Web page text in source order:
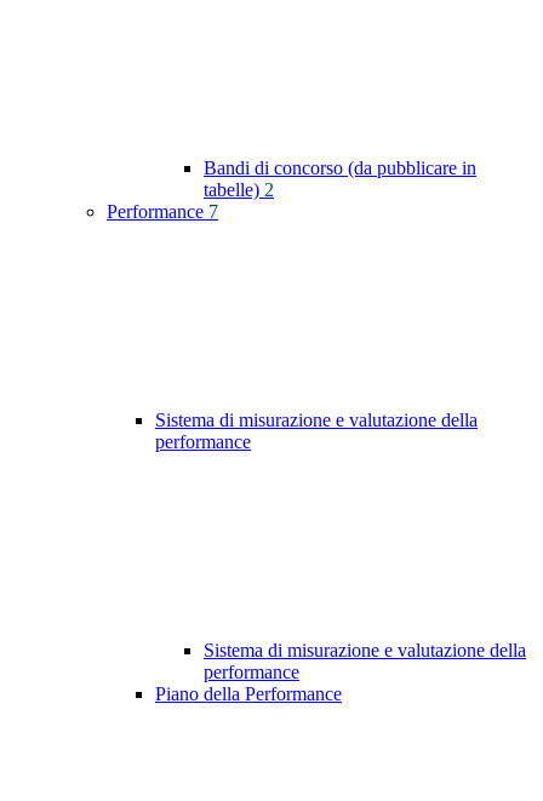
Bandi di concorso (da pubblicare in
tabelle) 2
Performance 7
Sistema di misurazione e valutazione della
performance
Sistema di misurazione e valutazione della
performance
Piano della Performance